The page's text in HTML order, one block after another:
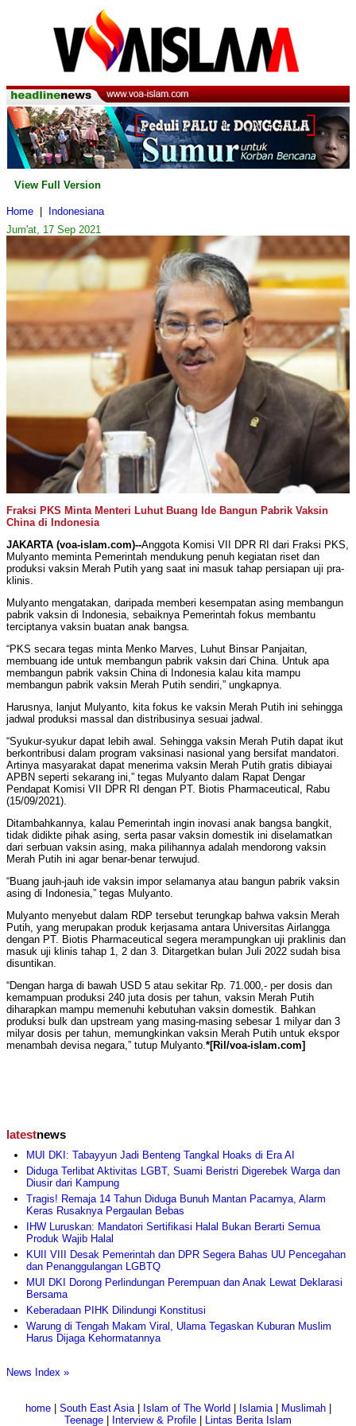
View Full Version
Home
Indonesiana
Jum'at, 17 Sep 2021
Fraksi PKS Minta Menteri Luhut Buang Ide Bangun Pabrik Vaksin
China di Indonesia
JAKARTA (voa-islam.com)--Anggota Komisi VII DPR RI dari Fraksi PKS,
Mulyanto meminta Pemerintah mendukung penuh kegiatan riset dan
produksi vaksin Merah Putih yang saat ini masuk tahap persiapan uji pra-
klinis.
Mulyanto mengatakan, daripada memberi kesempatan asing membangun
pabrik vaksin di Indonesia, sebaiknya Pemerintah fokus membantu
terciptanya vaksin buatan anak bangsa.
“PKS secara tegas minta Menko Marves, Luhut Binsar Panjaitan,
membuang ide untuk membangun pabrik vaksin dari China. Untuk apa
membangun pabrik vaksin China di Indonesia kalau kita mampu
membangun pabrik vaksin Merah Putih sendiri,” ungkapnya.
Harusnya, lanjut Mulyanto, kita fokus ke vaksin Merah Putih ini sehingga
jadwal produksi massal dan distribusinya sesuai jadwal.
“Syukur-syukur dapat lebih awal. Sehingga vaksin Merah Putih dapat ikut
berkontribusi dalam program vaksinasi nasional yang bersifat mandatori.
Artinya masyarakat dapat menerima vaksin Merah Putih gratis dibiayai
APBN seperti sekarang ini,” tegas Mulyanto dalam Rapat Dengar
Pendapat Komisi VII DPR RI dengan PT. Biotis Pharmaceutical, Rabu
(15/09/2021).
Ditambahkannya, kalau Pemerintah ingin inovasi anak bangsa bangkit,
tidak didikte pihak asing, serta pasar vaksin domestik ini diselamatkan
dari serbuan vaksin asing, maka pilihannya adalah mendorong vaksin
Merah Putih ini agar benar-benar terwujud.
“Buang jauh-jauh ide vaksin impor selamanya atau bangun pabrik vaksin
asing di Indonesia,” tegas Mulyanto.
Mulyanto menyebut dalam RDP tersebut terungkap bahwa vaksin Merah
Putih, yang merupakan produk kerjasama antara Universitas Airlangga
dengan PT. Biotis Pharmaceutical segera merampungkan uji praklinis dan
masuk uji klinis tahap 1, 2 dan 3. Ditargetkan bulan Juli 2022 sudah bisa
disuntikan.
“Dengan harga di bawah USD 5 atau sekitar Rp. 71.000,- per dosis dan
kemampuan produksi 240 juta dosis per tahun, vaksin Merah Putih
diharapkan mampu memenuhi kebutuhan vaksin domestik. Bahkan
produksi bulk dan upstream yang masing-masing sebesar 1 milyar dan 3
milyar dosis per tahun, memungkinkan vaksin Merah Putih untuk ekspor
menambah devisa negara,” tutup Mulyanto.*[Ril/voa-islam.com]
latestnews
MUI DKI: Tabayyun Jadi Benteng Tangkal Hoaks di Era AI
Diduga Terlibat Aktivitas LGBT, Suami Beristri Digerebek Warga dan
Diusir dari Kampung
Tragis! Remaja 14 Tahun Diduga Bunuh Mantan Pacarnya, Alarm
Keras Rusaknya Pergaulan Bebas
IHW Luruskan: Mandatori Sertifikasi Halal Bukan Berarti Semua
Produk Wajib Halal
KUII VIII Desak Pemerintah dan DPR Segera Bahas UU Pencegahan
dan Penanggulangan LGBTQ
MUI DKI Dorong Perlindungan Perempuan dan Anak Lewat Deklarasi
Bersama
Keberadaan PIHK Dilindungi Konstitusi
Warung di Tengah Makam Viral, Ulama Tegaskan Kuburan Muslim
Harus Dijaga Kehormatannya
News Index »
home| South East Asia| Islam of The World Islamia| Muslimah|
Teenage
Interview & Profile Lintas Berita Islam